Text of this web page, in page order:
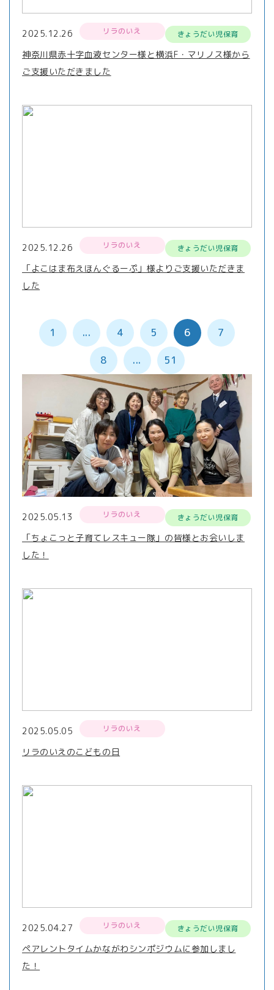
2025.12.26 リラのいえ きょうだい児保育
神奈川県赤十字血液センター様と横浜F・マリノス様から
ご支援いただきました
2025.12.26 リラのいえ きょうだい児保育
「よこはま布えほんぐるーぷ」様よりご支援いただきま
した
1 ... 4 5 6 7
8 ... 51
2025.05.13 リラのいえ きょうだい児保育
「ちょこっと子育てレスキュー隊」の皆様とお会いしま
した！
2025.05.05 リラのいえ
リラのいえのこどもの日
2025.04.27 リラのいえ きょうだい児保育
ペアレントタイムかながわシンポジウムに参加しまし
た！